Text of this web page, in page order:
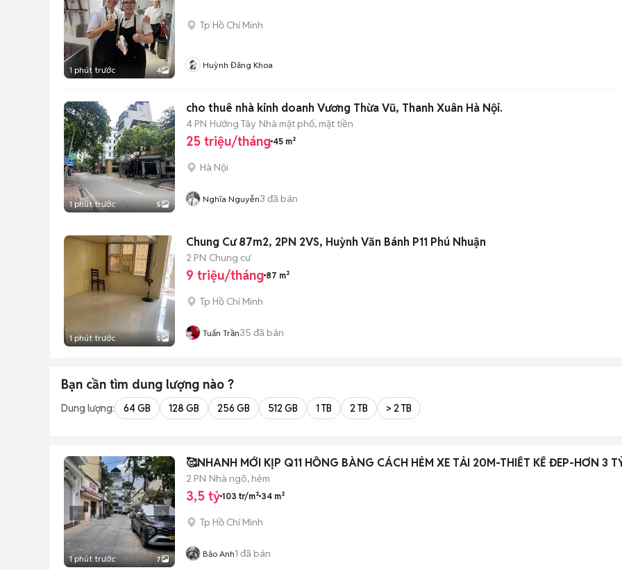
1 phút trước 4
Tp Hồ Chí Minh
Huỳnh Đăng Khoa
1 phút trước 5
cho thuê nhà kinh doanh Vương Thừa Vũ, Thanh Xuân Hà Nội.
4 PN Hướng Tây Nhà mặt phố, mặt tiền
25 triệu/tháng 45 m²
Hà Nội
Nghĩa Nguyễn3 đã bán
1 phút trước 5
Chung Cư 87m2, 2PN 2VS, Huỳnh Văn Bánh P11 Phú Nhuận
2 PN Chung cư
9 triệu/tháng 87 m²
Tp Hồ Chí Minh
Tuấn Trần35 đã bán
Bạn cần tìm dung lượng nào ?
Dung lượng: 64 GB 128 GB 256 GB 512 GB 1 TB 2 TB > 2 TB
1 phút trước 7
🥰NHANH MỚI KỊP Q11 HỒNG BÀNG CÁCH HẺM XE TẢI 20M-THIẾT KẾ ĐEP-HƠN 3
2 PN Nhà ngõ, hẻm
3,5 tỷ 103 tr/m² 34 m²
Tp Hồ Chí Minh
Bảo Anh1 đã bán